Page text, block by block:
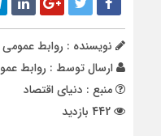
نویسنده : روابط عمومی
ارسال توسط : روابط
منبع : دنیای اقتصاد